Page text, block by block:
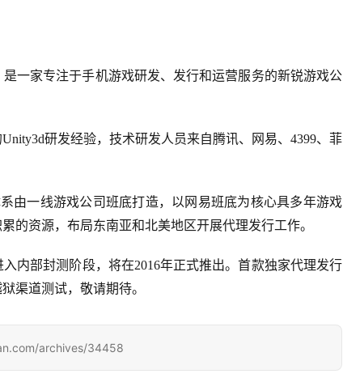
一家专注于手机游戏研发、发行和运营服务的新锐游戏公
研发经验，技术研发人员来自腾讯、网易、4399、菲
由一线游戏公司班底打造，以网易班底为核心具多年游戏
的资源，布局东南亚和北美地区开展代理发行工作。
内部封测阶段，将在2016年正式推出。首款独家代理发行
渠道测试，敬请期待。
archives/34458